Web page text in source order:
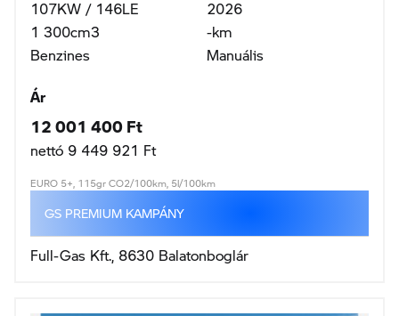
107KW / 146LE
1 300cm3
Benzines
2026
-km
Manuális
Ár
12 001 400 Ft
nettó 9 449 921 Ft
EURO 5+, 115gr CO2/100km, 5l/100km
GS PREMIUM KAMPÁNY
Full-Gas Kft., 8630 Balatonboglár